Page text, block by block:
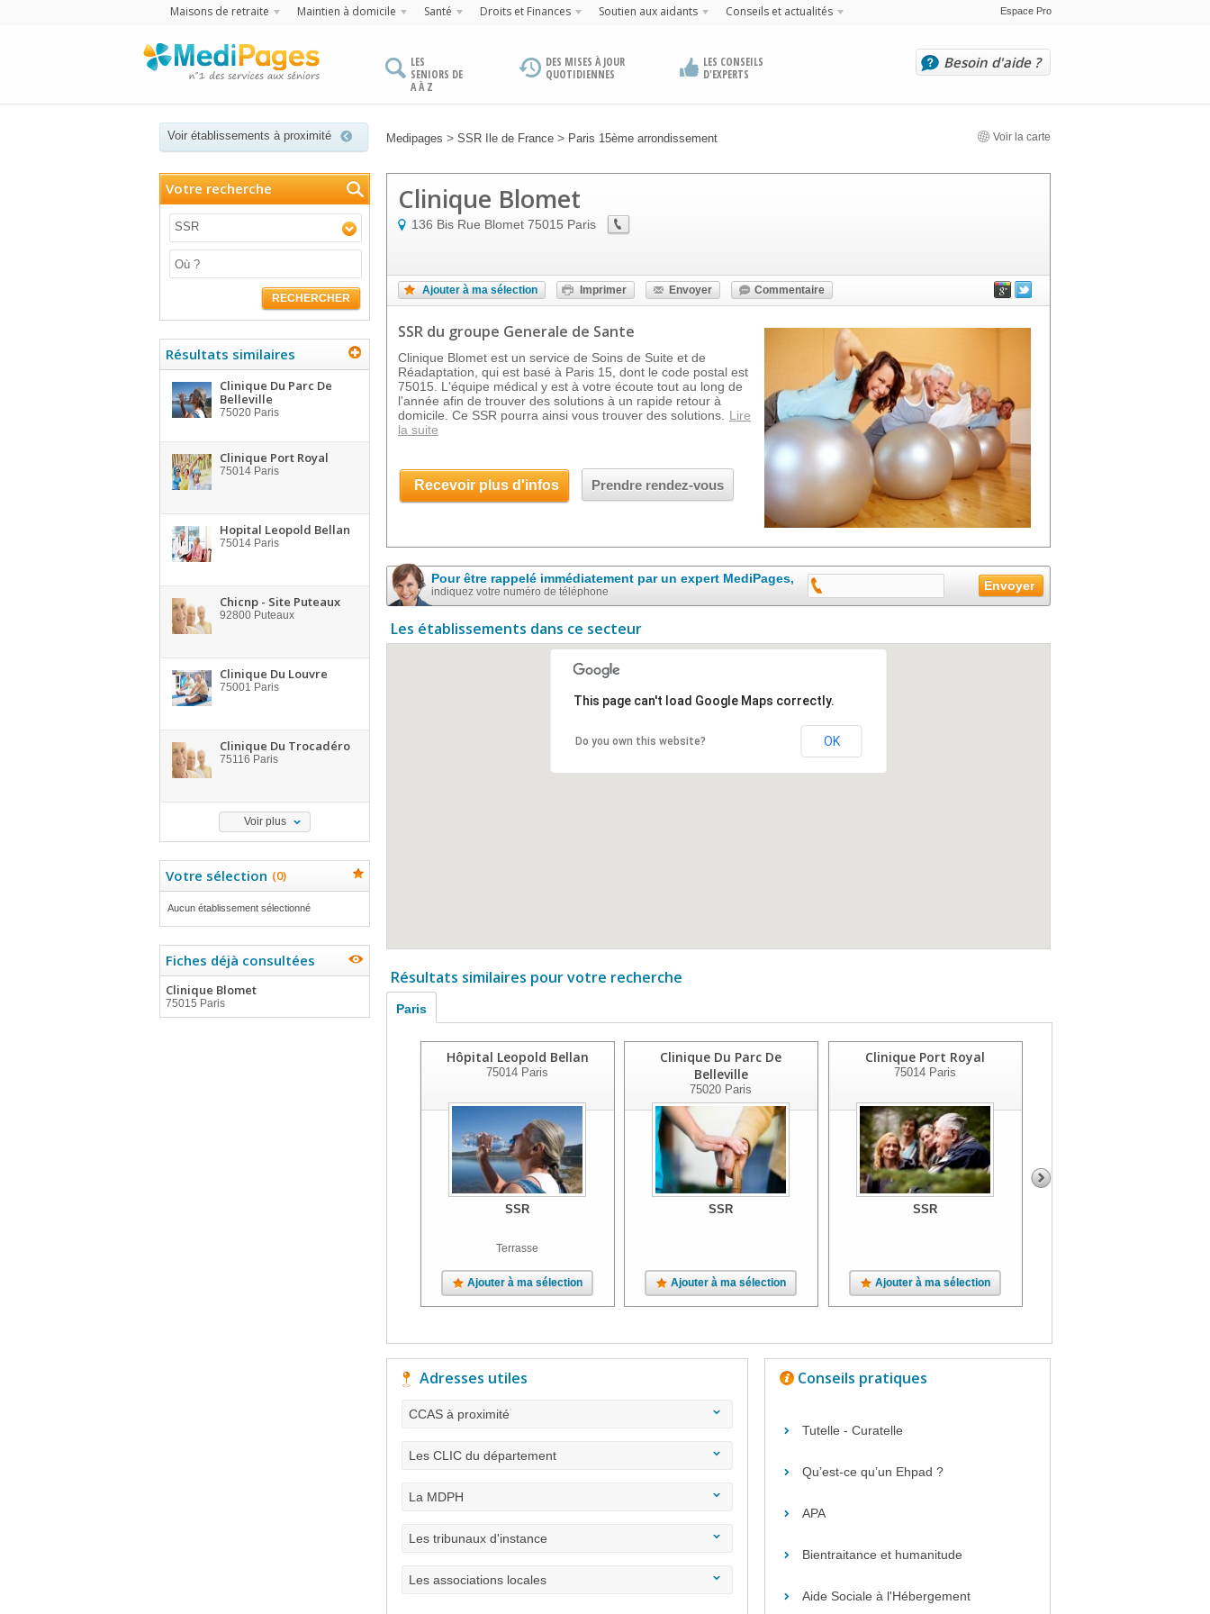
Maisons de retraite Maintien à domicile Santé Droits et Finances Soutien aux aidants Conseils et actualités Espace Pro
LES
SENIORS DE
A À Z
DES MISES À JOUR
QUOTIDIENNES
LES CONSEILS
D'EXPERTS
Besoin d'aide ?
Voir établissements à proximité Medipages > SSR Ile de France > Paris 15ème arrondissement Voir la carte
Votre recherche
SSR
RECHERCHER
Résultats similaires
Clinique Du Parc De
Belleville
75020 Paris
Clinique Port Royal
75014 Paris
Hopital Leopold Bellan
75014 Paris
Chicnp - Site Puteaux
92800 Puteaux
Clinique Du Louvre
75001 Paris
Clinique Du Trocadéro
75116 Paris
Voir plus
Votre sélection (0)
Aucun établissement sélectionné
Fiches déjà consultées
Clinique Blomet
75015 Paris
Clinique Blomet
136 Bis Rue Blomet 75015 Paris
Ajouter à ma sélection Imprimer Envoyer Commentaire
SSR du groupe Generale de Sante
Clinique Blomet est un service de Soins de Suite et de
Réadaptation, qui est basé à Paris 15, dont le code postal est
75015. L'équipe médical y est à votre écoute tout au long de
l'année afin de trouver des solutions à un rapide retour à
domicile. Ce SSR pourra ainsi vous trouver des solutions.
Lire
la suite
Recevoir plus d'infos Prendre rendez-vous
Pour être rappelé immédiatement par un expert MediPages,
indiquez votre numéro de téléphone
Les établissements dans ce secteur
This page can't load Google Maps correctly.
Do you own this website? OK
Résultats similaires pour votre recherche
Paris
Hôpital Leopold Bellan
75014 Paris
SSR
Terrasse
Ajouter à ma sélection
Clinique Du Parc De
Belleville
75020 Paris
SSR
Ajouter à ma sélection
Clinique Port Royal
75014Paris
SSR
Ajouter à ma sélection
Adresses utiles
CCAS à proximité
Les CLIC du département
La MDPH
Les tribunaux d'instance
Les associations locales
Conseils pratiques
Tutelle - Curatelle
Qu’est-ce qu’un Ehpad ?
APA
Bientraitance et humanitude
Aide Sociale à l'Hébergement